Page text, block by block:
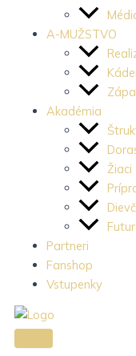
c
b
k
-
l
s
t
a
g
r
a
m
A-MUŽSTVO
Akadémia
Žiaci
Partneri
Fanshop
Vstupenky